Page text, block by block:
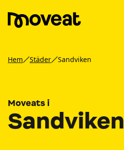
Hem Städer Sandviken
Moveats i
Sandviken